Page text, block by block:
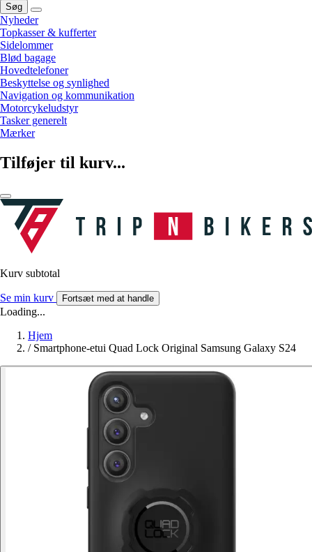
Søg
Nyheder
Topkasser & kufferter
Sidelommer
Blød bagage
Hovedtelefoner
Beskyttelse og synlighed
Navigation og kommunikation
Motorcykeludstyr
Tasker generelt
Mærker
Tilføjer til kurv...
Kurv subtotal
Se min kurv Fortsæt med at handle
Loading...
Hjem
/ Smartphone-etui Quad Lock Original Samsung Galaxy S24